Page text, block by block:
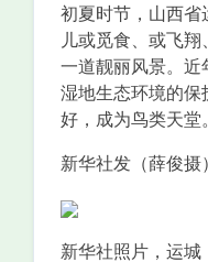
初夏时节，山西
儿或觅食、或飞
一道靓丽风景。
湿地生态环境的保
好，成为鸟类天堂。
新华社发（薛俊摄）
新华社照片，运